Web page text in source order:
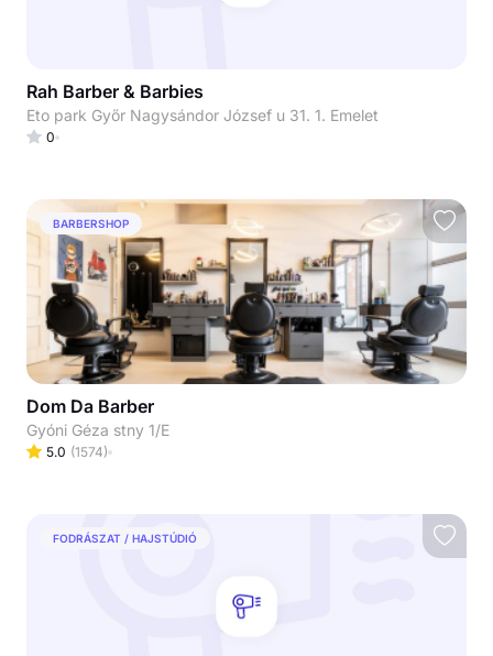
Rah Barber & Barbies
Eto park Győr Nagysándor József u 31. 1. Emelet
0
BARBERSHOP
Dom Da Barber
Gyóni Géza stny 1/E
5.0 (1574)
FODRÁSZAT / HAJSTÚDIÓ